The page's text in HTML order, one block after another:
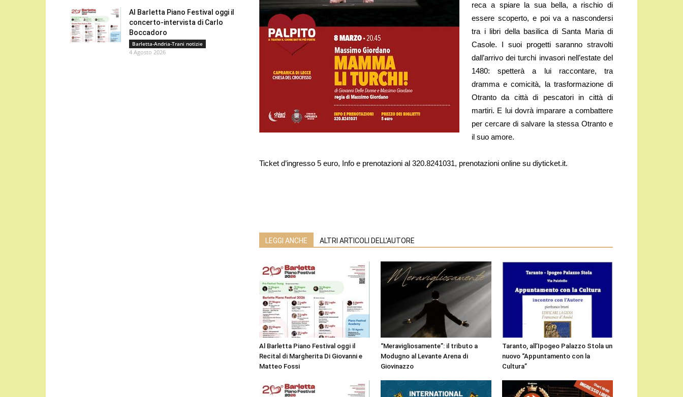
reca a spiare la sua bella, a rischio di
essere scoperto, e poi va a nascondersi
tra i libri della basilica di Santa Maria di
Casole. I suoi progetti saranno stravolti
dall’arrivo dei turchi invasori nell’estate del
1480: spetterà a lui raccontare, tra
dramma e comicità, la trasformazione di
Otranto da città di pescatori in città di
martiri. E lui dovrà imparare a combattere
per cercare di salvare la stessa Otranto e
il suo amore.
Ticket d’ingresso 5 euro, Info e prenotazioni al 320.8241031, prenotazioni online su diyticket.it.
LEGGI ANCHE ALTRI ARTICOLI DELL'AUTORE
Al Barletta Piano Festival oggi il
Recital di Margherita Di Giovanni e
Matteo Fossi
“Meravigliosamente”: il tributo a
Modugno al Levante Arena di
Giovinazzo
Taranto, all’Ipogeo Palazzo Stola un
nuovo “Appuntamento con la
Cultura”
Al Barletta Piano Festival oggi il
concerto-intervista di Carlo
Boccadoro
Barletta-Andria-Trani notizie
4 Agosto 2026